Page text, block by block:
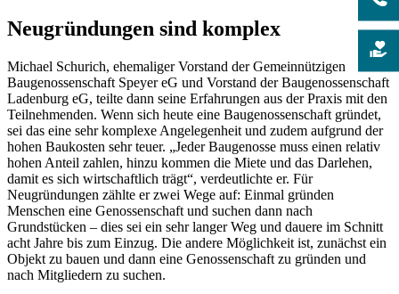
Neugründungen sind komplex
Michael Schurich, ehemaliger Vorstand der Gemeinnützigen
Baugenossenschaft Speyer eG und Vorstand der Baugenossenschaft
Ladenburg eG, teilte dann seine Erfahrungen aus der Praxis mit den
Teilnehmenden. Wenn sich heute eine Baugenossenschaft gründet,
sei das eine sehr komplexe Angelegenheit und zudem aufgrund der
hohen Baukosten sehr teuer. „Jeder Baugenosse muss einen relativ
hohen Anteil zahlen, hinzu kommen die Miete und das Darlehen,
damit es sich wirtschaftlich trägt“, verdeutlichte er. Für
Neugründungen zählte er zwei Wege auf: Einmal gründen
Menschen eine Genossenschaft und suchen dann nach
Grundstücken – dies sei ein sehr langer Weg und dauere im Schnitt
acht Jahre bis zum Einzug. Die andere Möglichkeit ist, zunächst ein
Objekt zu bauen und dann eine Genossenschaft zu gründen und
nach Mitgliedern zu suchen.